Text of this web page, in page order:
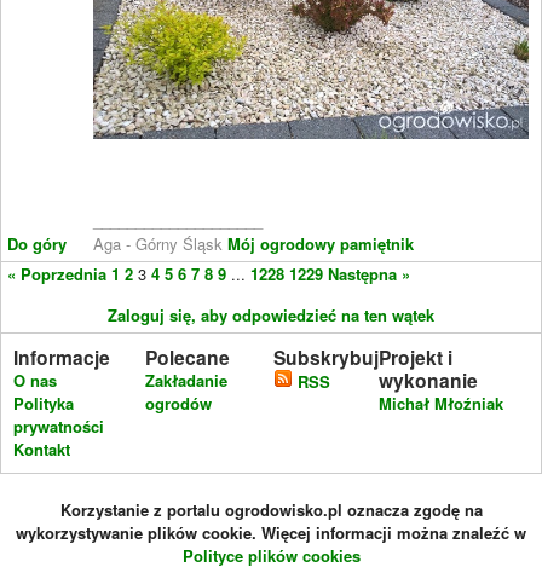
Do góry
Aga - Górny Śląsk Mój ogrodowy pamiętnik
« Poprzednia 1 2 3 4 5 6 7 8 9 ... 1228 1229 Następna »
Zaloguj się, aby odpowiedzieć na ten wątek
Informacje
O nas
Polityka
prywatności
Kontakt
Polecane
Zakładanie
ogrodów
Subskrybuj
RSS
Projekt i
wykonanie
Michał Młoźniak
Korzystanie z portalu ogrodowisko.pl oznacza zgodę na
wykorzystywanie plików cookie. Więcej informacji można znaleźć w
Polityce plików cookies